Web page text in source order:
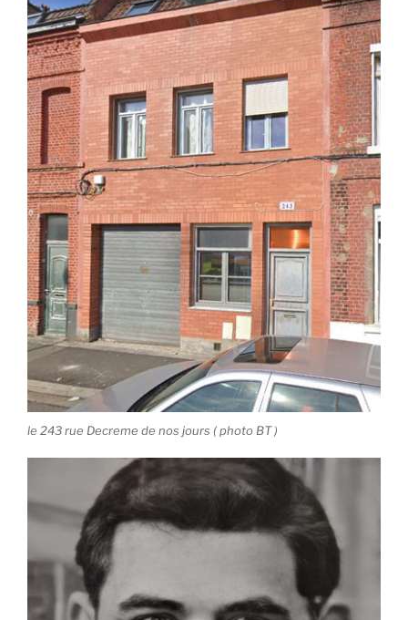
le 243 rue Decreme de nos jours ( photo BT )